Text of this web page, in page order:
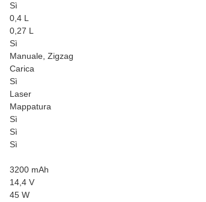
Sì
0,4 L
0,27 L
Sì
Manuale, Zigzag
Carica
Sì
Laser
Mappatura
Sì
Sì
Sì
3200 mAh
14,4 V
45 W